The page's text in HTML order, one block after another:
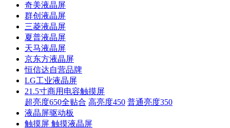
奇美液晶屏
群创液晶屏
三菱液晶屏
夏普液晶屏
天马液晶屏
京东方液晶屏
恒信达自营品牌
LG工业液晶屏
21.5寸商用电容触摸屏
超亮度650全贴合 高亮度450 普通亮度350
液晶屏驱动板
触摸屏 触摸液晶屏